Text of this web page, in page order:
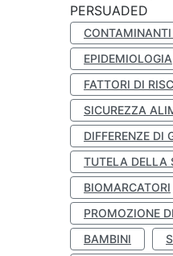
PERSUADED
EPIDEMIOLOGIA
FATTORI DI
SICUREZZA
DIFFERENZE DI
TUTELA DELLA
BIOMARCATORI
PROMOZIONE
BAMBINI